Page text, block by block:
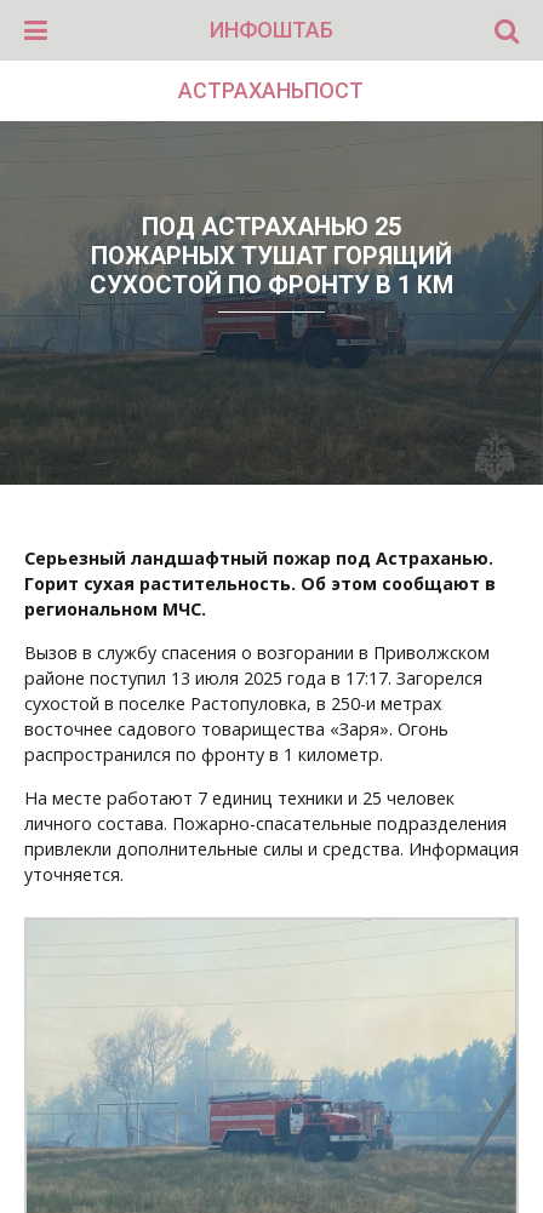
ИНФОШТАБ
АСТРАХАНЬПОСТ
ПОД АСТРАХАНЬЮ 25
ПОЖАРНЫХ ТУШАТ ГОРЯЩИЙ
СУХОСТОЙ ПО ФРОНТУ В 1 КМ
Серьезный ландшафтный пожар под Астраханью.
Горит сухая растительность. Об этом сообщают в
региональном МЧС.
Вызов в службу спасения о возгорании в Приволжском
районе поступил 13 июля 2025 года в 17:17. Загорелся
сухостой в поселке Растопуловка, в 250-и метрах
восточнее садового товарищества «Заря». Огонь
распространился по фронту в 1 километр.
На месте работают 7 единиц техники и 25 человек
личного состава. Пожарно-спасательные подразделения
привлекли дополнительные силы и средства. Информация
уточняется.